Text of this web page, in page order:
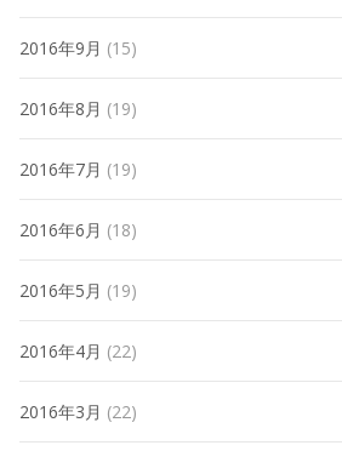
2016年9月 (15)
2016年8月 (19)
2016年7月 (19)
2016年6月 (18)
2016年5月 (19)
2016年4月 (22)
2016年3月 (22)